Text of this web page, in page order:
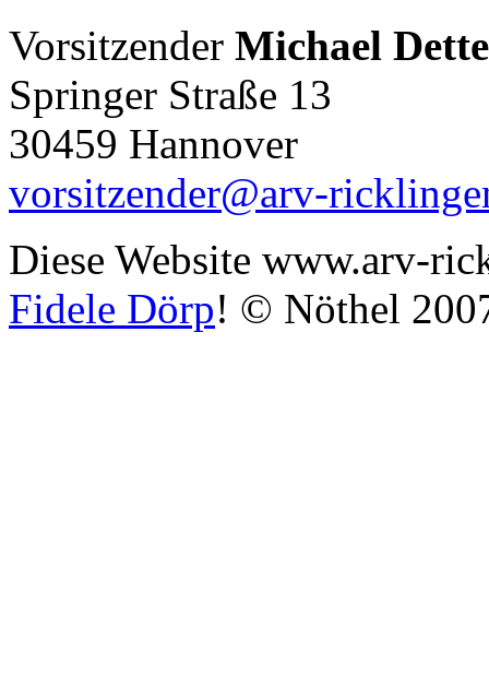
Vorsitzender Michael Dette
Springer Straße 13
30459 Hannover
vorsitzender@arv-
Diese Website www.arv-
Fidele Dörp! © Nöthel